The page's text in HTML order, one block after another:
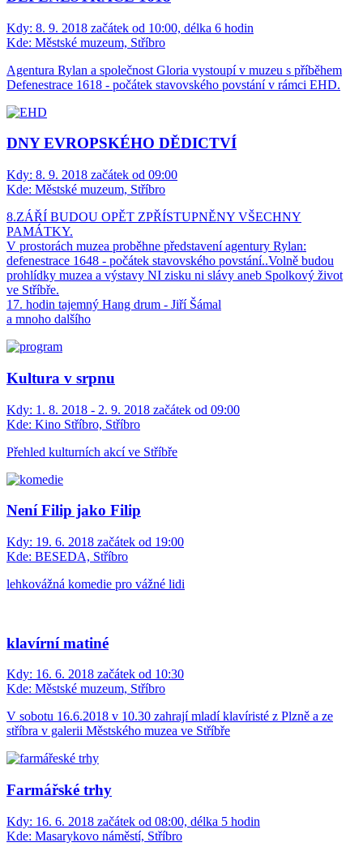
Kdy: 8. 9. 2018 začátek od 10:00, délka 6 hodin
Kde: Městské muzeum, Stříbro
Agentura Rylan a společnost Gloria vystoupí v muzeu s příběhem
Defenestrace 1618 - počátek stavovského povstání v rámci EHD.
DNY EVROPSKÉHO DĚDICTVÍ
Kdy: 8. 9. 2018 začátek od 09:00
Kde: Městské muzeum, Stříbro
8.ZÁŘÍ BUDOU OPĚT ZPŘÍSTUPNĚNY VŠECHNY
PAMÁTKY.
V prostorách muzea proběhne představení agentury Rylan:
defenestrace 1648 - počátek stavovského povstání..Volně budou
prohlídky muzea a výstavy NI zisku ni slávy aneb Spolkový život
ve Stříbře.
17. hodin tajemný Hang drum - Jiří Šámal
a mnoho dalšího
Kultura v srpnu
Kdy: 1. 8. 2018 - 2. 9. 2018 začátek od 09:00
Kde: Kino Stříbro, Stříbro
Přehled kulturních akcí ve Stříbře
Není Filip jako Filip
Kdy: 19. 6. 2018 začátek od 19:00
Kde: BESEDA, Stříbro
lehkovážná komedie pro vážné lidi
klavírní matiné
Kdy: 16. 6. 2018 začátek od 10:30
Kde: Městské muzeum, Stříbro
V sobotu 16.6.2018 v 10.30 zahrají mladí klavíristé z Plzně a ze
stříbra v galerii Městského muzea ve Stříbře
Farmářské trhy
Kdy: 16. 6. 2018 začátek od 08:00, délka 5 hodin
Kde: Masarykovo náměstí, Stříbro